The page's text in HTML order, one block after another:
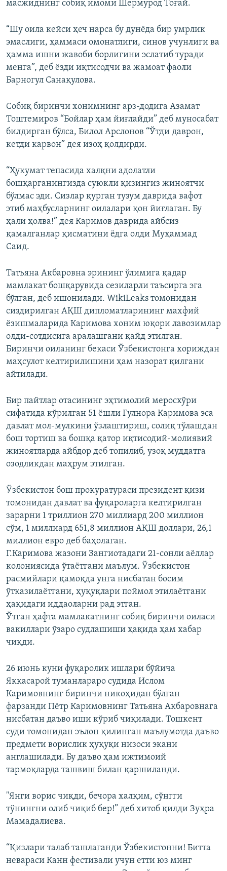
масжиднинг собиқ имоми Шермурод Тоғай.
“Шу оила кейси ҳеч нарса бу дунёда бир умрлик
эмаслиги, ҳаммаси омонатлиги, синов учунлиги ва
ҳамма ишни жавоби борлигини эслатиб туради
менга”, деб ёзди иқтисодчи ва жамоат фаоли
Барногул Санақулова.
Собиқ биринчи хонимнинг арз-додига Азамат
Тоштемиров “Бойлар ҳам йиғлайди” деб муносабат
билдирган бўлса, Билол Арслонов “Ўтди даврон,
кетди карвон” дея изоҳ қолдирди.
“Ҳукумат тепасида халқни адолатли
бошқарганингизда суюкли қизингиз жиноятчи
бўлмас эди. Сизлар қурган тузум даврида вафот
этиб маҳбусларнинг оилалари қон йиғлаган. Бу
ҳали ҳолва!” дея Каримов даврида айбсиз
қамалганлар қисматини ёдга олди Муҳаммад
Саид.
Татьяна Акбаровна эрининг ўлимига қадар
мамлакат бошқарувида сезиларли таъсирга эга
бўлган, деб ишонилади. WikiLeaks томонидан
сиздирилган АҚШ дипломатларининг махфий
ёзишмаларида Каримова хоним юқори лавозимлар
олди-сотдисига аралашгани қайд этилган.
Биринчи оиланинг бекаси Ўзбекистонга хориждан
маҳсулот келтирилишини ҳам назорат қилгани
айтилади.
Бир пайтлар отасининг эҳтимолий меросхўри
сифатида кўрилган 51 ёшли Гулнора Каримова эса
давлат мол-мулкини ўзлаштириш, солиқ тўлашдан
бош тортиш ва бошқа қатор иқтисодий-молиявий
жиноятларда айбдор деб топилиб, узоқ муддатга
озодликдан маҳрум этилган.
Ўзбекистон бош прокуратураси президент қизи
томонидан давлат ва фуқароларга келтирилган
зарарни 1 триллион 270 миллиард 200 миллион
сўм, 1 миллиард 651,8 миллион АҚШ доллари, 26,1
миллион евро деб баҳолаган.
Г.Каримова жазони Зангиотадаги 21-сонли аёллар
колониясида ўтаётгани маълум. Ўзбекистон
расмийлари қамоқда унга нисбатан босим
ўтказилаётгани, ҳуқуқлари поймол этилаётгани
ҳақидаги иддаоларни рад этган.
Ўтган ҳафта мамлакатнинг собиқ биринчи оиласи
вакиллари ўзаро судлашиши ҳақида ҳам хабар
чиқди.
26 июнь куни фуқаролик ишлари бўйича
Яккасарой туманлараро судида Ислом
Каримовнинг биринчи никоҳидан бўлган
фарзанди Пётр Каримовнинг Татьяна Акбаровнага
нисбатан даъво иши кўриб чиқилади. Тошкент
суди томонидан эълон қилинган маълумотда даъво
предмети ворислик ҳуқуқи низоси экани
англашилади. Бу даъво ҳам ижтимоий
тармоқларда ташвиш билан қаршиланди.
"Янги ворис чиқди, бечора халқим, сўнгги
тўнингни олиб чиқиб бер!” деб хитоб қилди Зуҳра
Мамадалиева.
“Қизлари талаб ташлаганди Ўзбекистонни! Битта
невараси Канн фестивали учун етти юз минг